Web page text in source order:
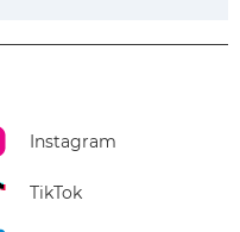
Instagram
TikTok